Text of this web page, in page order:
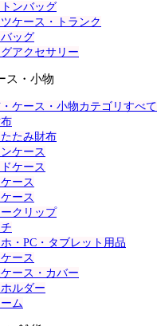
ンバッグ
ケース・トランク
ッグ
アクセサリー
ス・小物
ケース・小物カテゴリすべて
たみ財布
ケース
ケース
ース
ース
クリップ
・PC・タブレット用品
ース
ース・カバー
ルダー
ム